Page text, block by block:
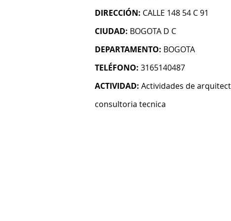
DIRECCIÓN: CALLE 148 54 C 91
CIUDAD: BOGOTA D C
DEPARTAMENTO: BOGOTA
TELÉFONO: 3165140487
ACTIVIDAD: Actividades de
consultoria tecnica